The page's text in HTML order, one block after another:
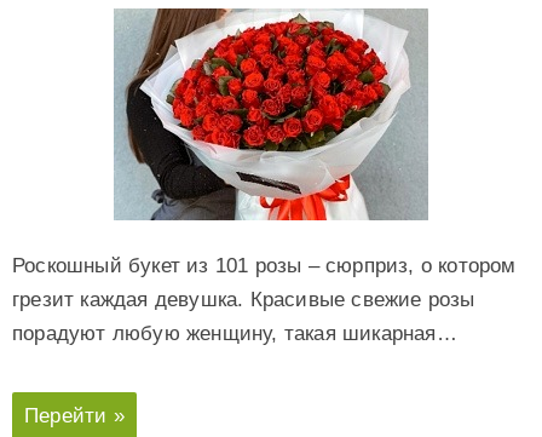
Роскошный букет из 101 розы – сюрприз, о котором
грезит каждая девушка. Красивые свежие розы
порадуют любую женщину, такая шикарная…
Перейти »